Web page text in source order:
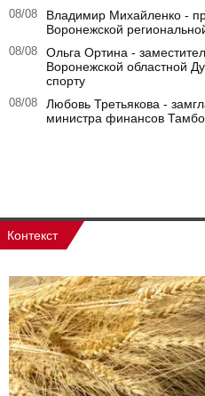
08/08
Владимир Михайленко -
Воронежской
08/08
Ольга Ортина -
Воронежской областной
спорту
08/08
Любовь Третьякова -
министра финансов
Контекст